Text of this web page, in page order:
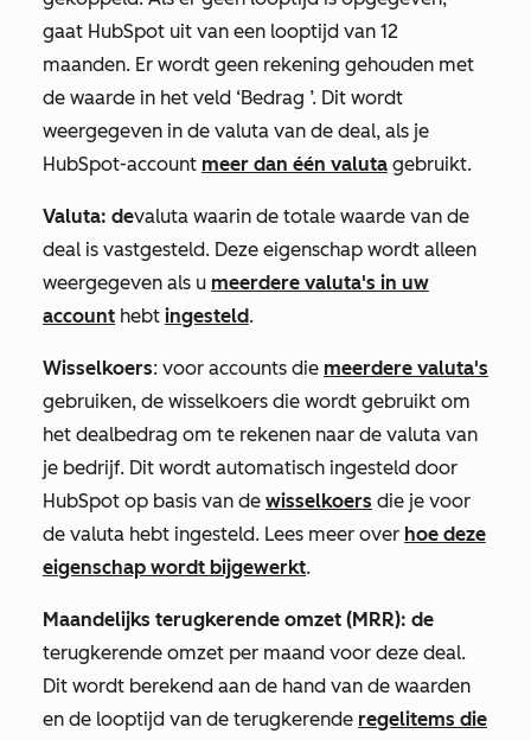
gaat HubSpot uit van een looptijd van 12
maanden. Er wordt geen rekening gehouden met
de waarde in het veld ‘Bedrag ’. Dit wordt
weergegeven in de valuta van de deal, als je
HubSpot-account meer dan één valuta gebruikt.
Valuta: devaluta waarin de totale waarde van de
deal is vastgesteld. Deze eigenschap wordt alleen
weergegeven als u meerdere valuta's in uw
account hebt ingesteld.
Wisselkoers: voor accounts die meerdere valuta's
gebruiken, de wisselkoers die wordt gebruikt om
het dealbedrag om te rekenen naar de valuta van
je bedrijf. Dit wordt automatisch ingesteld door
HubSpot op basis van de wisselkoers die je voor
de valuta hebt ingesteld. Lees meer over hoe deze
eigenschap wordt bijgewerkt.
Maandelijks terugkerende omzet (MRR): de
terugkerende omzet per maand voor deze deal.
Dit wordt berekend aan de hand van de waarden
en de looptijd van de terugkerende regelitems die